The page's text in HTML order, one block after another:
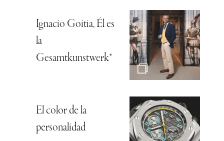
Ignacio Goitia, Él es
la
Gesamtkunstwerk*
El color de la
personalidad